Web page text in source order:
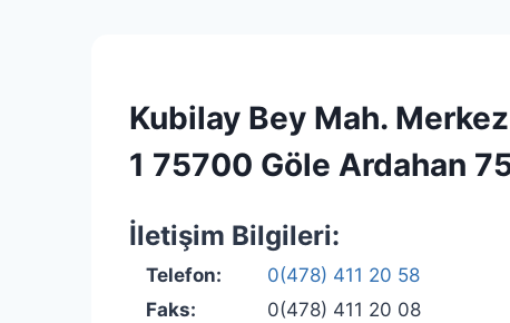
Kubilay Bey Mah.
1 75700 Göle Ardahan
İletişim Bilgileri:
Telefon:
0(478) 411 20 58
Faks:
0(478) 411 20 08